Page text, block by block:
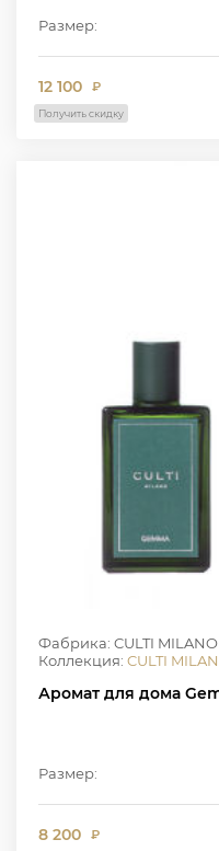
Размер:
12 100 ₽
Получить скидку
Фабрика: CULTI MILANO
Коллекция: CULTI
Аромат для дома
Размер:
8 200 ₽